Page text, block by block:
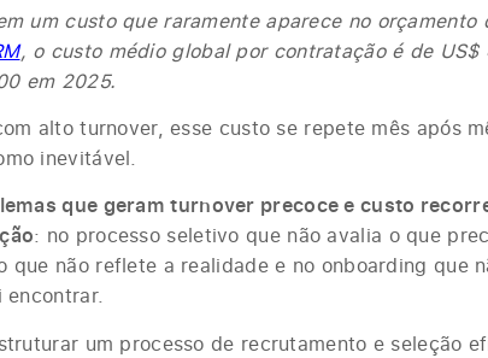
um custo que raramente aparece no orçamento
, o custo médio global por contratação é de US$
em 2025.
alto turnover, esse custo se repete mês após
inevitável.
que geram turnover precoce e custo
: no processo seletivo que não avalia o que
que não reflete a realidade e no onboarding que
encontrar.
um processo de recrutamento e seleção